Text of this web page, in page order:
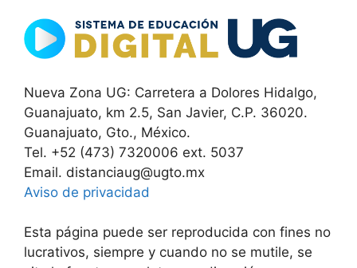
Nueva Zona UG: Carretera a Dolores Hidalgo,
Guanajuato, km 2.5, San Javier, C.P. 36020.
Guanajuato, Gto., México.
Tel. +52 (473) 7320006 ext. 5037
Email. distanciaug@ugto.mx
Aviso de privacidad
Esta página puede ser reproducida con fines no
lucrativos, siempre y cuando no se mutile, se